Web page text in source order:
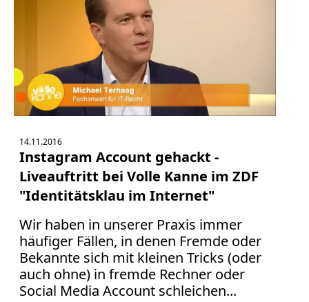
14.11.2016
Instagram Account gehackt -
Liveauftritt bei Volle Kanne im ZDF
"Identitätsklau im Internet"
Wir haben in unserer Praxis immer
häufiger Fällen, in denen Fremde oder
Bekannte sich mit kleinen Tricks (oder
auch ohne) in fremde Rechner oder
Social Media Account schleichen...
Kontakt
AGB
Aktuelle
Stunde
BGH
Beleidigung
Datenschutz